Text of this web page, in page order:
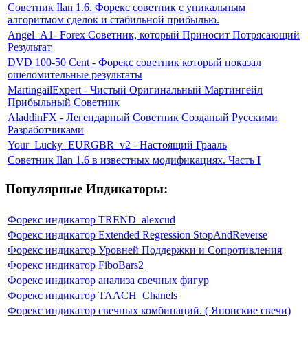
Советник Ilan 1.6. Форекс советник с уникальным
алгоритмом сделок и стабильной прибылью.
Angel_A1- Forex Советник, который Приносит Потрясающий
Результат
DVD 100-50 Cent - Форекс советник который показал
ошеломительные результаты
MartingailExpert - Чистый Оригинальный Мартингейл
Прибыльный Советник
AladdinFX - Легендарный Советник Созданый Русскими
Разработчиками
Your_Lucky_EURGBR_v2 - Настоящий Грааль
Советник Ilan 1.6 в известных модификациях. Часть I
Популярные Индикаторы:
Форекс индикатор TREND_alexcud
Форекс индикатор Extended Regression StopAndReverse
Форекс индикатор Уровней Поддержки и Сопротивления
Форекс индикатор FiboBars2
Форекс индикатор анализа свечных фигур
Форекс индикатор TAACH_Chanels
Форекс индикатор свечных комбинаций. ( Японские свечи)